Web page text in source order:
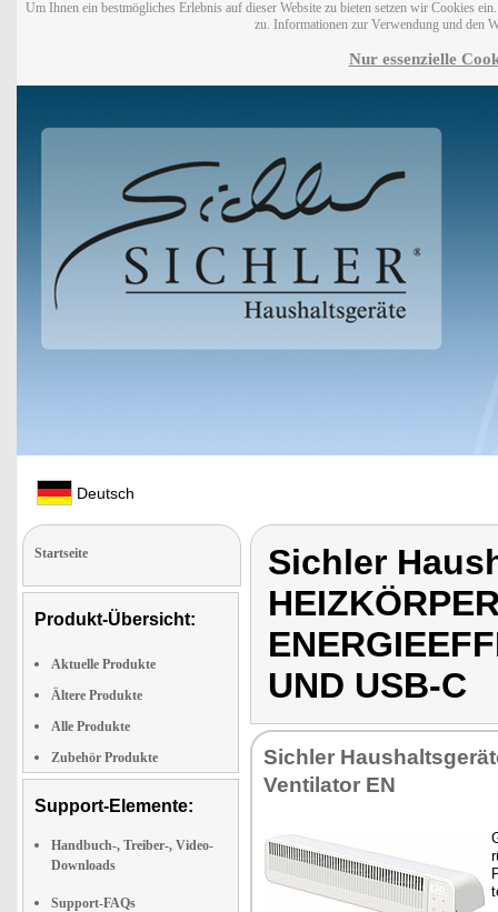
Um Ihnen ein bestmögliches Erlebnis auf dieser Website zu bieten setzen wir Cookies
zu. Informationen zur Verwendung und den
Nur essenzielle
Deutsch
Startseite
Produkt-Übersicht:
Aktuelle Produkte
Ältere Produkte
Alle Produkte
Zubehör Produkte
Support-Elemente:
Handbuch-, Treiber-, Video-
Downloads
Support-FAQs
Sichler
UND USB-C
Sich­ler
Ven­ti­la­tor EN